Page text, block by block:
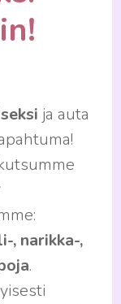
ja auta
, narikka-,
.